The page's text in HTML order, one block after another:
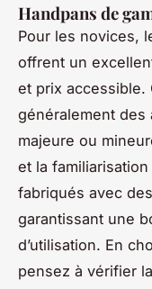
Handpans de
Pour les novices,
offrent un
et prix accessible.
généralement des
majeure ou
et la
fabriqués avec
garantissant une
d’utilisation. En
pensez à vérifier